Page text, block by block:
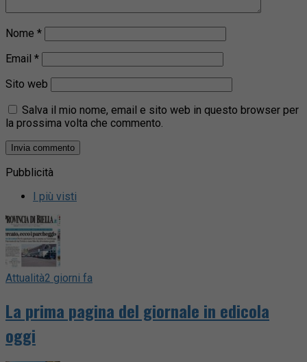
Nome *
Email *
Sito web
Salva il mio nome, email e sito web in questo browser per
la prossima volta che commento.
Pubblicità
I più visti
Attualità2 giorni fa
La prima pagina del giornale in edicola
oggi